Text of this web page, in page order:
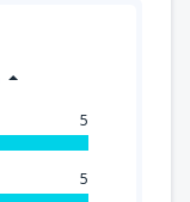
5
5